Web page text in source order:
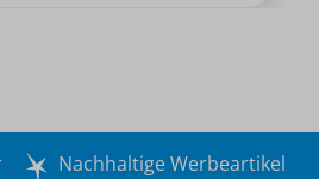
Nachhaltige Werbeartikel